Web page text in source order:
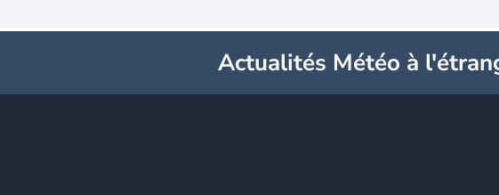
Actualités Météo à